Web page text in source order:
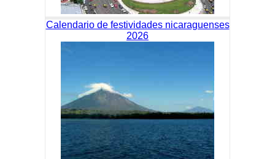
Calendario de festividades nicaraguenses
2026